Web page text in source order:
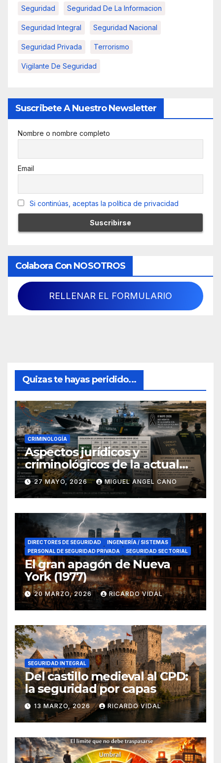
Seguridad Seguridad De La Informacion
Seguridad Integral Seguridad Nacional
Seguridad Privada Terrorismo
Vigilante De Seguridad
Suscribete A Nuestro Newsletter
Nombre o nombre completo
Email
Si continúas, aceptas la política de privacidad
Colabora Con NOSOTROS
RELLENAR EL FORMULARIO
Quizas te hayas peridido...
CRIMINOLOGÍA
Aspectos jurídicos y
criminológicos de la actual
lucha contra el narcotráfico
en el sur de España
27 MAYO, 2026 MIGUEL ANGEL CANO
DIRECTORES DE SEGURIDAD
INGENIERÍA / SISTEMAS
PERSONAL DE SEGURIDAD PRIVADA
SEGURIDAD SECTORIAL
El gran apagón de Nueva
York (1977)
20 MARZO, 2026 RICARDO VIDAL
SEGURIDAD INTEGRAL
Del castillo medieval al CPD:
la seguridad por capas
13 MARZO, 2026 RICARDO VIDAL